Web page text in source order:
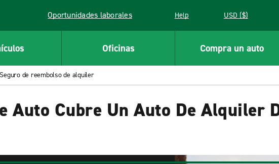
Oportunidades laborales
Link opens in a new window Help USD ($)
Oficinas Compra un auto
Seguro de reembolso de alquiler
Auto Cubre Un Auto De Alquiler